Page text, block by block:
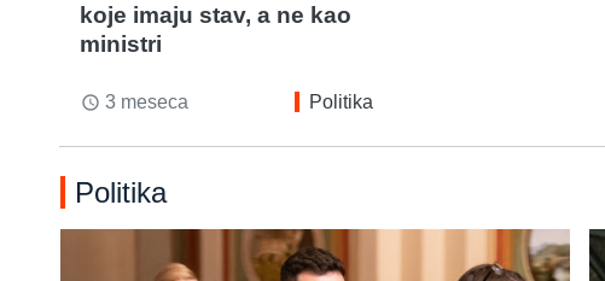
koje imaju stav, a ne kao
ministri
access_time 3 meseca Politika
Politika